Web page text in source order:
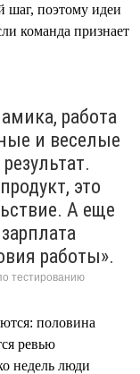
шаг, поэтому идеи
команда признает
работа
и веселые
это
А еще
работы».
тестированию
половина
ревью
недель люди